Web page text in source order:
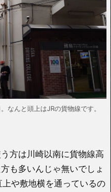
なんと頭上はJRの貨物線です。
方は川崎以南に貨物線高
も多いんじゃ無いでしょ
や敷地横を通っているの